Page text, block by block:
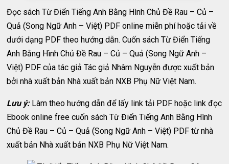
Đọc sách Từ Điển Tiếng Anh Bằng Hình Chủ Đề Rau – Củ –
Quả (Song Ngữ Anh – Việt) PDF online miễn phí hoặc tải về
dưới dạng PDF theo hướng dẫn. Cuốn sách Từ Điển Tiếng
Anh Bằng Hình Chủ Đề Rau – Củ – Quả (Song Ngữ Anh –
Việt) PDF của tác giả Tác giả Nhâm Nguyễn được xuất bản
bởi nhà xuất bản Nhà xuất bản NXB Phụ Nữ Việt Nam.
Lưu ý:Làm theo hướng dẫn để lấy link tải PDF hoặc link đọc
Ebook online free cuốn sách Từ Điển Tiếng Anh Bằng Hình
Chủ Đề Rau – Củ – Quả (Song Ngữ Anh – Việt) PDF từ nhà
xuất bản Nhà xuất bản NXB Phụ Nữ Việt Nam.